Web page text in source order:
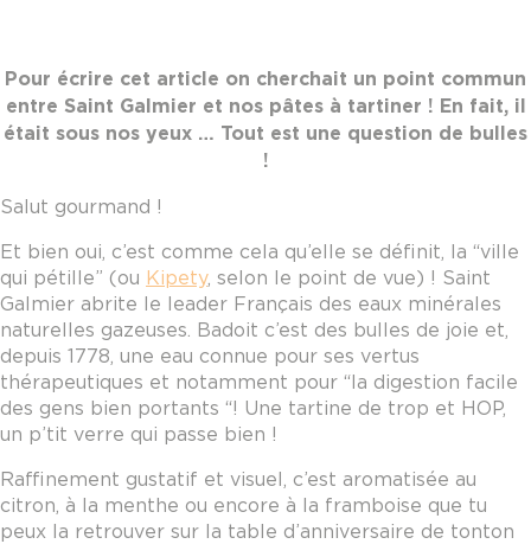
Pour écrire cet article on cherchait un point commun
entre Saint Galmier et nos pâtes à tartiner ! En fait, il
était sous nos yeux … Tout est une question de bulles
!
Salut gourmand !
Et bien oui, c’est comme cela qu’elle se définit, la “ville
qui pétille” (ou Kipety, selon le point de vue) ! Saint
Galmier abrite le leader Français des eaux minérales
naturelles gazeuses. Badoit c’est des bulles de joie et,
depuis 1778, une eau connue pour ses vertus
thérapeutiques et notamment pour “la digestion facile
des gens bien portants “! Une tartine de trop et HOP,
un p’tit verre qui passe bien !
Raffinement gustatif et visuel, c’est aromatisée au
citron, à la menthe ou encore à la framboise que tu
peux la retrouver sur la table d’anniversaire de tonton